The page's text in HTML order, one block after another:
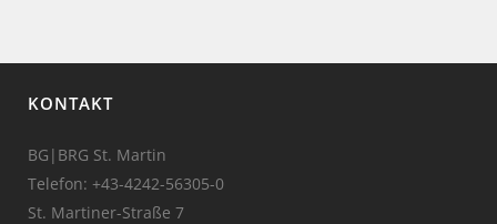
KONTAKT
BG|BRG St. Martin
Telefon: +43-4242-56305-0
St. Martiner-Straße 7